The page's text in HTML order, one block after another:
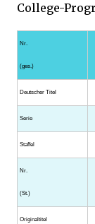
College-
Nr.
(ges.)
Deutscher Titel
Serie
Staffel
Nr.
(St.)
Original­titel